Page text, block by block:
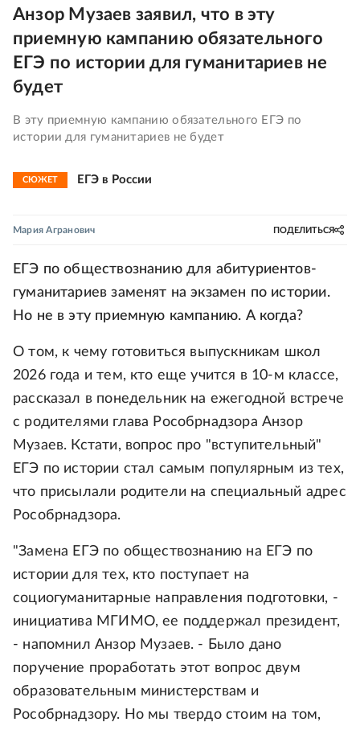
Анзор Музаев заявил, что в эту
приемную кампанию обязательного
ЕГЭ по истории для гуманитариев не
будет
В эту приемную кампанию обязательного ЕГЭ по
истории для гуманитариев не будет
СЮЖЕТ ЕГЭ в России
Мария Агранович ПОДЕЛИТЬСЯ
ЕГЭ по обществознанию для абитуриентов-
гуманитариев заменят на экзамен по истории.
Но не в эту приемную кампанию. А когда?
О том, к чему готовиться выпускникам школ
2026 года и тем, кто еще учится в 10-м классе,
рассказал в понедельник на ежегодной встрече
с родителями глава Рособрнадзора Анзор
Музаев. Кстати, вопрос про "вступительный"
ЕГЭ по истории стал самым популярным из тех,
что присылали родители на специальный адрес
Рособрнадзора.
"Замена ЕГЭ по обществознанию на ЕГЭ по
истории для тех, кто поступает на
социогуманитарные направления подготовки, -
инициатива МГИМО, ее поддержал президент,
- напомнил Анзор Музаев. - Было дано
поручение проработать этот вопрос двум
образовательным министерствам и
Рособрнадзору. Но мы твердо стоим на том,